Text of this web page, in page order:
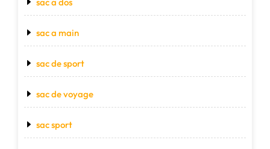
sac a main
sac de sport
sac de voyage
sac sport